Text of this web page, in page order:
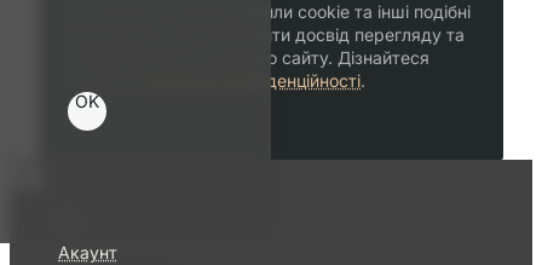
Ми використовуємо файли cookie та інші подібні
технології, щоб покращити досвід перегляду та
функціональність нашого сайту. Дізнайтеся
Політика конфіденційності.
OK
Акаунт